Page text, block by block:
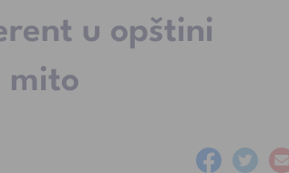
u opštini
mito